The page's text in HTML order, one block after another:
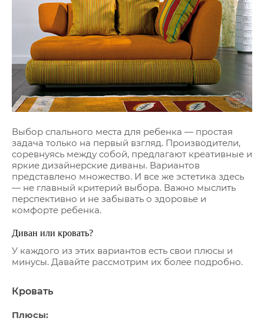
Выбор спального места для ребенка — простая
задача только на первый взгляд. Производители,
соревнуясь между собой, предлагают креативные и
яркие дизайнерские диваны. Вариантов
представлено множество. И все же эстетика здесь
— не главный критерий выбора. Важно мыслить
перспективно и не забывать о здоровье и
комфорте ребенка.
Диван или кровать?
У каждого из этих вариантов есть свои плюсы и
минусы. Давайте рассмотрим их более подробно.
Кровать
Плюсы: